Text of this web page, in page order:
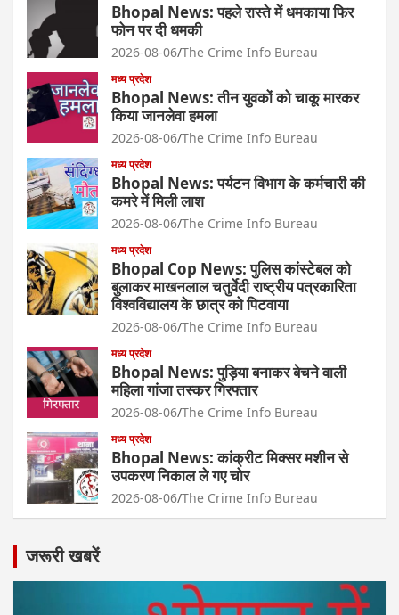
Bhopal News: पहले रास्ते में धमकाया फिर
फोन पर दी धमकी
2026-08-06 The Crime Info Bureau
मध्य प्रदेश
Bhopal News: तीन युवकों को चाकू मारकर
किया जानलेवा हमला
2026-08-06 The Crime Info Bureau
मध्य प्रदेश
Bhopal News: पर्यटन विभाग के कर्मचारी की
कमरे में मिली लाश
2026-08-06 The Crime Info Bureau
मध्य प्रदेश
Bhopal Cop News: पुलिस कांस्टेबल को
बुलाकर माखनलाल चतुर्वेदी राष्ट्रीय पत्रकारिता
विश्वविद्यालय के छात्र को पिटवाया
2026-08-06 The Crime Info Bureau
मध्य प्रदेश
Bhopal News: पुड़िया बनाकर बेचने वाली
महिला गांजा तस्कर गिरफ्तार
2026-08-06 The Crime Info Bureau
मध्य प्रदेश
Bhopal News: कांक्रीट मिक्सर मशीन से
उपकरण निकाल ले गए चोर
2026-08-06 The Crime Info Bureau
जरूरी खबरें